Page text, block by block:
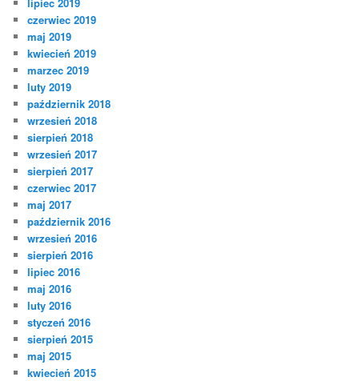
lipiec 2019
czerwiec 2019
maj 2019
kwiecień 2019
marzec 2019
luty 2019
październik 2018
wrzesień 2018
sierpień 2018
wrzesień 2017
sierpień 2017
czerwiec 2017
maj 2017
październik 2016
wrzesień 2016
sierpień 2016
lipiec 2016
maj 2016
luty 2016
styczeń 2016
sierpień 2015
maj 2015
kwiecień 2015